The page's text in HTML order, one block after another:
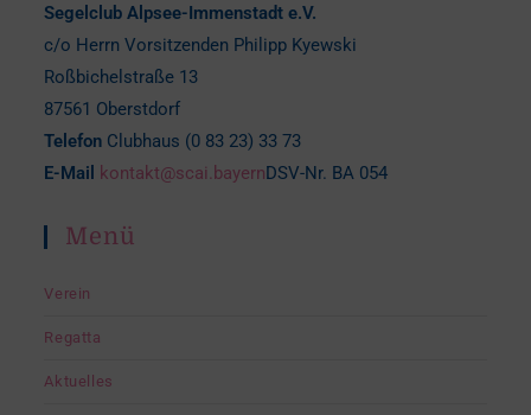
Segelclub Alpsee-Immenstadt e.V.
c/o Herrn Vorsitzenden Philipp Kyewski
Roßbichelstraße 13
87561 Oberstdorf
Telefon Clubhaus (0 83 23) 33 73
E-Mail
kontakt@scai.bayernDSV-Nr. BA 054
Menü
Verein
Regatta
Aktuelles